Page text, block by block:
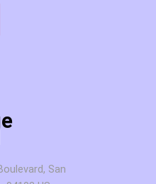
San